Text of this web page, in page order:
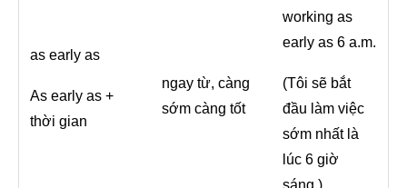
as early as
As early as +
thời gian
ngay từ, càng
sớm càng tốt
working as
early as 6 a.m.
(Tôi sẽ bắt
đầu làm việc
sớm nhất là
lúc 6 giờ
sáng.)